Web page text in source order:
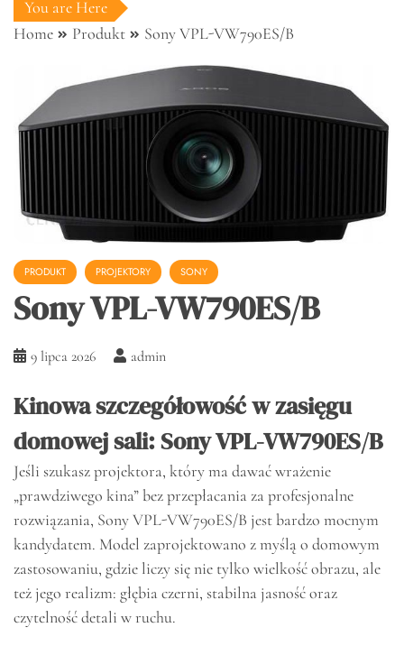
You are Here
Home
Produkt Sony VPL-VW790ES/B
PRODUKT PROJEKTORY SONY
Sony VPL-VW790ES/B
9 lipca 2026 admin
Kinowa szczegółowość w zasięgu
domowej sali: Sony VPL-VW790ES/B
Jeśli szukasz projektora, który ma dawać wrażenie
„prawdziwego kina” bez przepłacania za profesjonalne
rozwiązania, Sony VPL-VW790ES/B jest bardzo mocnym
kandydatem. Model zaprojektowano z myślą o domowym
zastosowaniu, gdzie liczy się nie tylko wielkość obrazu, ale
też jego realizm: głębia czerni, stabilna jasność oraz
czytelność detali w ruchu.